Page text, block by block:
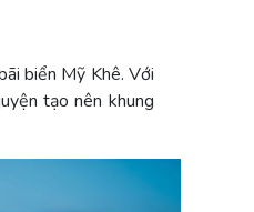
biển Mỹ Khê. Với
tạo nên khung